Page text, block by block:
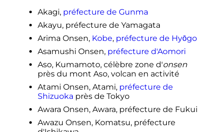
Akagi, préfecture de Gunma
Akayu, préfecture de Yamagata
Arima Onsen, Kobe, préfecture de Hyōgo
Asamushi Onsen, préfecture d'Aomori
Aso, Kumamoto, célèbre zone d'onsen
près du mont Aso, volcan en activité
Atami Onsen, Atami, préfecture de
Shizuoka près de Tokyo
Awara Onsen, Awara, préfecture de Fukui
Awazu Onsen, Komatsu, préfecture